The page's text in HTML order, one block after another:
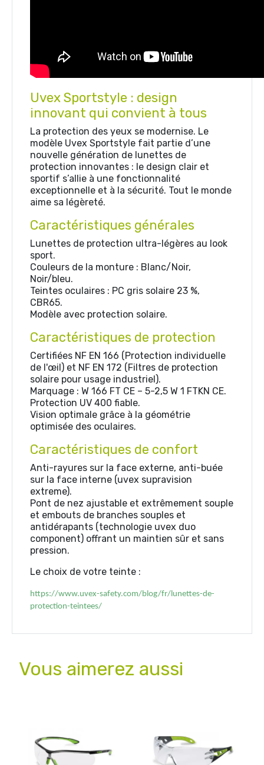
Uvex Sportstyle : design
innovant qui convient à tous
La protection des yeux se modernise. Le
modèle Uvex Sportstyle fait partie d’une
nouvelle génération de lunettes de
protection innovantes : le design clair et
sportif s’allie à une fonctionnalité
exceptionnelle et à la sécurité. Tout le monde
aime sa légèreté.
Caractéristiques générales
Lunettes de protection ultra-légères au look
sport.
Couleurs de la monture : Blanc/Noir,
Noir/bleu.
Teintes oculaires : PC gris solaire 23 %,
CBR65.
Modèle avec protection solaire.
Caractéristiques de protection
Certifiées NF EN 166 (Protection individuelle
de l'œil) et NF EN 172 (Filtres de protection
solaire pour usage industriel).
Marquage : W 166 FT CE – 5-2,5 W 1 FTKN CE.
Protection UV 400 fiable.
Vision optimale grâce à la géométrie
optimisée des oculaires.
Caractéristiques de confort
Anti-rayures sur la face externe, anti-buée
sur la face interne (uvex supravision
extreme).
Pont de nez ajustable et extrêmement souple
et embouts de branches souples et
antidérapants (technologie uvex duo
component) offrant un maintien sûr et sans
pression.
Le choix de votre teinte :
https://www.uvex-safety.com/blog/fr/lunettes-de-
protection-teintees/
Vous aimerez aussi